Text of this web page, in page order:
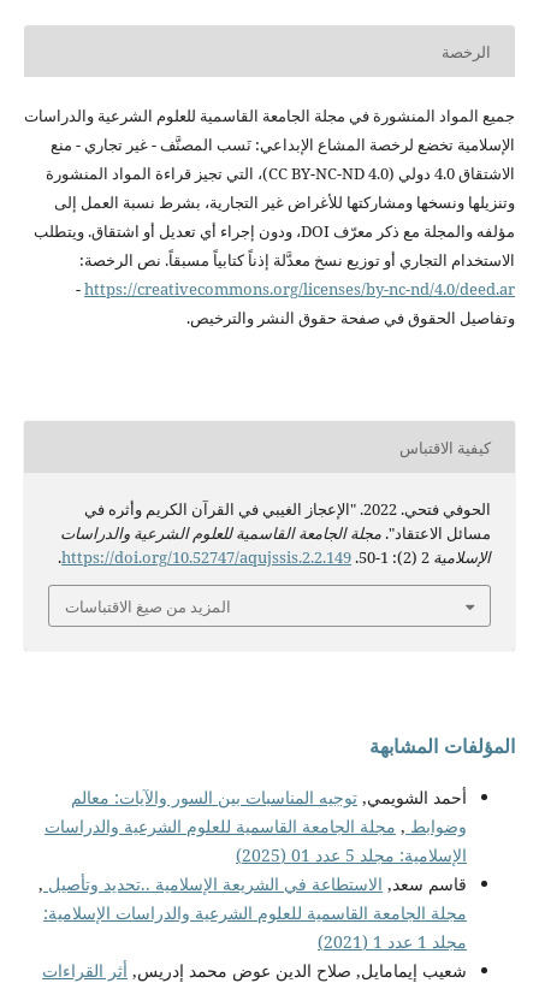
الرخصة
جميع المواد المنشورة في مجلة الجامعة القاسمية للعلوم الشرعية والدراسات
الإسلامية تخضع لرخصة المشاع الإبداعي: نَسب المصنَّف - غير تجاري - منع
الاشتقاق 4.0 دولي
(CC BY-NC-ND 4.0)، التي تجيز قراءة المواد المنشورة
وتنزيلها ونسخها ومشاركتها للأغراض غير التجارية، بشرط نسبة العمل إلى
مؤلفه والمجلة مع ذكر معرّف DOI، ودون إجراء أي تعديل أو اشتقاق. ويتطلب
الاستخدام التجاري أو توزيع نسخ معدَّلة إذناً كتابياً مسبقاً. نص الرخصة:
https://creativecommons.org/licenses/by-nc-nd/4.0/deed.ar
-
وتفاصيل الحقوق في صفحة حقوق النشر والترخيص.
كيفية الاقتباس
الحوفي فتحي. 2022. "الإعجاز الغيبي في القرآن الكريم وأثره في
مسائل الاعتقاد". مجلة الجامعة القاسمية للعلوم الشرعية والدراسات
الإسلامية
https://doi.org/10.52747/aqujssis.2.2.149
.
المزيد من صيغ الاقتباسات
المؤلفات المشابهة
أحمد الشويمي, توجيه المناسبات بين السور والآيات: معالم
وضوابط , مجلة الجامعة القاسمية للعلوم الشرعية والدراسات
الإسلامية: مجلد 5 عدد 01 (2025)
قاسم سعد, الاستطاعة في الشريعة الإسلامية ..تحديد وتأصيل ,
مجلة الجامعة القاسمية للعلوم الشرعية والدراسات الإسلامية:
مجلد 1 عدد 1 (2021)
شعيب إيمامايل, صلاح الدين عوض محمد إدريس, أثر القراءات